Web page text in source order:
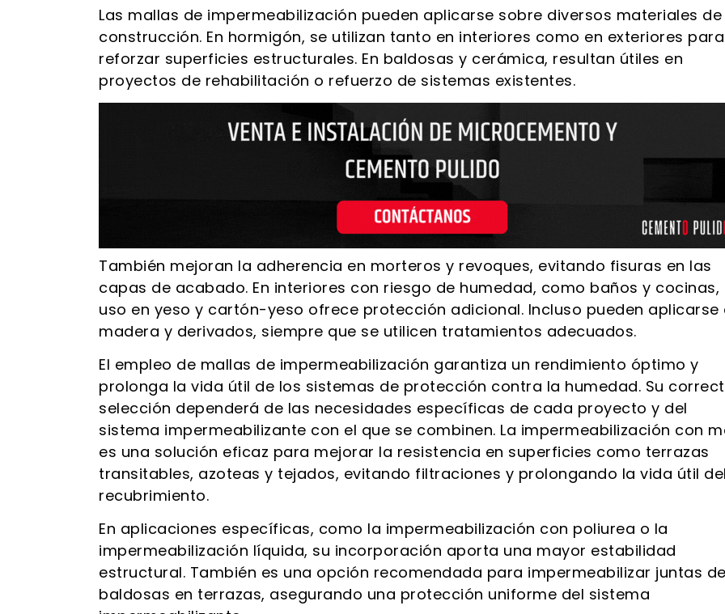
Las mallas de impermeabilización pueden aplicarse sobre diversos materiales de
construcción. En hormigón, se utilizan tanto en interiores como en exteriores para
reforzar superficies estructurales. En baldosas y cerámica, resultan útiles en
proyectos de rehabilitación o refuerzo de sistemas existentes.
También mejoran la adherencia en morteros y revoques, evitando fisuras en las
capas de acabado. En interiores con riesgo de humedad, como baños y cocinas,
uso en yeso y cartón-yeso ofrece protección adicional. Incluso pueden aplicarse
madera y derivados, siempre que se utilicen tratamientos adecuados.
El empleo de mallas de impermeabilización garantiza un rendimiento óptimo y
prolonga la vida útil de los sistemas de protección contra la humedad. Su
selección dependerá de las necesidades específicas de cada proyecto y del
sistema impermeabilizante con el que se combinen. La impermeabilización con
es una solución eficaz para mejorar la resistencia en superficies como terrazas
transitables, azoteas y tejados, evitando filtraciones y prolongando la vida útil
recubrimiento.
En aplicaciones específicas, como la impermeabilización con poliurea o la
impermeabilización líquida, su incorporación aporta una mayor estabilidad
estructural. También es una opción recomendada para impermeabilizar juntas
baldosas en terrazas, asegurando una protección uniforme del sistema